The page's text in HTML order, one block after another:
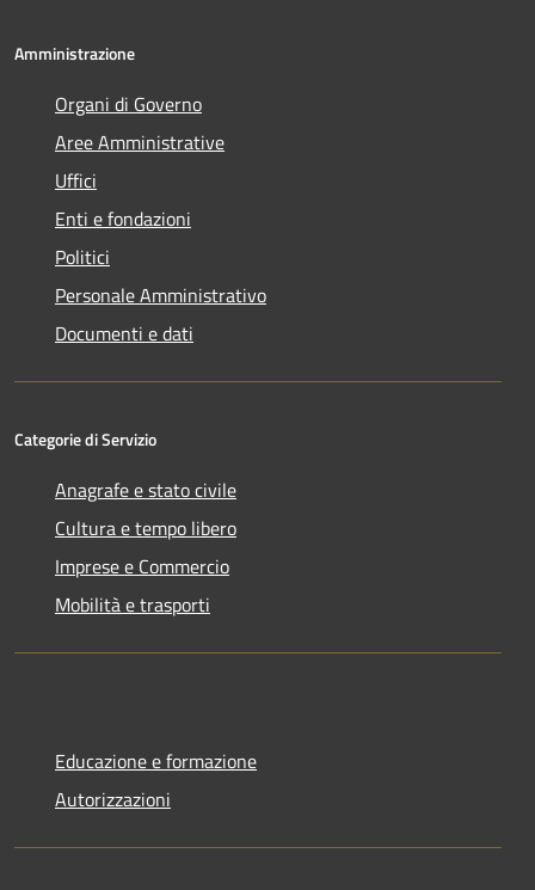
Amministrazione
Organi di Governo
Aree Amministrative
Uffici
Enti e fondazioni
Politici
Personale Amministrativo
Documenti e dati
Categorie di Servizio
Anagrafe e stato civile
Cultura e tempo libero
Imprese e Commercio
Mobilità e trasporti
Educazione e formazione
Autorizzazioni